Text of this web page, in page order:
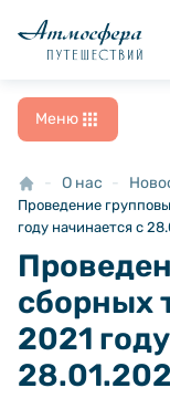
Меню
О нас
Проведение
году начинается с
сборных
2021